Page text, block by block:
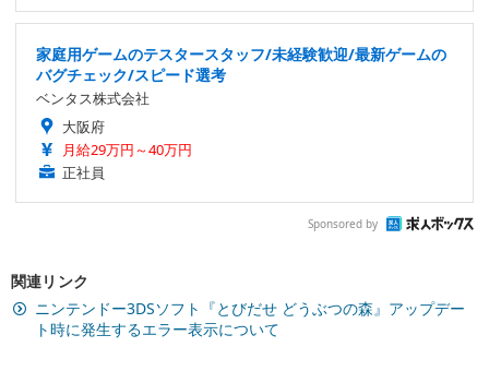
家庭用ゲームのテスタースタッフ/未経験歓迎/最新ゲームの
バグチェック/スピード選考
ベンタス株式会社
大阪府
月給29万円～40万円
正社員
Sponsored by
関連リンク
ニンテンドー3DSソフト『とびだせ どうぶつの森』アップデー
ト時に発生するエラー表示について